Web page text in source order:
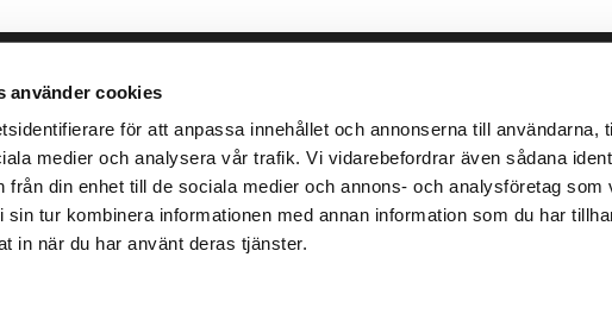
använder cookies
för att anpassa innehållet och annonserna till användarna,
medier och analysera vår trafik. Vi vidarebefordrar även sådana
från din enhet till de sociala medier och annons- och analysföretag som
sin tur kombinera informationen med annan information som du har
in när du har använt deras tjänster.
hållbara arbete
Rapporter
Om
Karriär
Ansvar